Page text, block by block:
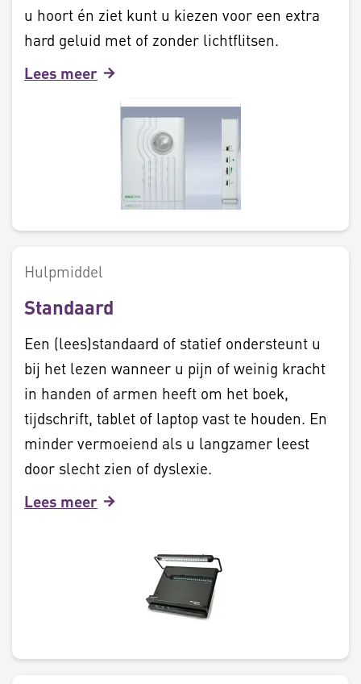
u hoort én ziet kunt u kiezen voor een extra
hard geluid met of zonder lichtflitsen.
Lees meer
Hulpmiddel
Standaard
Een (lees)standaard of statief ondersteunt u
bij het lezen wanneer u pijn of weinig kracht
in handen of armen heeft om het boek,
tijdschrift, tablet of laptop vast te houden. En
minder vermoeiend als u langzamer leest
door slecht zien of dyslexie.
Lees meer